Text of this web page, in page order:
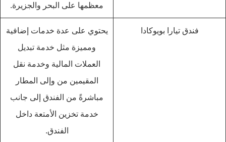
معظمها على البحر والجزيرة.
فندق تيارا بويوكادا
يحتوي على عدة خدمات إضافية
ومميزة مثل خدمة تبديل
العملات المالية وخدمة نقل
المقيمين من وإلى المطار
مباشرةً من الفندق إلى جانب
خدمة تخزين الأمتعة داخل
الفندق.